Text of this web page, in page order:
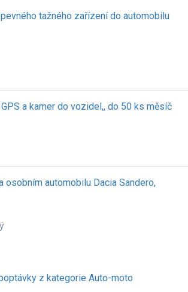
tažného zařízení do automobilu
a kamer do vozidel,, do 50 ks měsíč
osobním automobilu Dacia Sandero,
z kategorie Auto-moto